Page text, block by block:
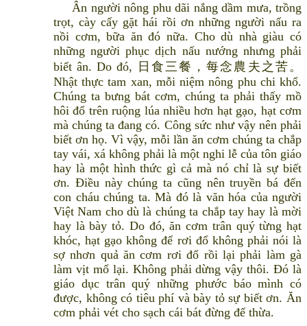
Ân người nông phu dãi nắng dầm mưa, trồng
trọt, cày cấy gặt hái rồi ơn những người nấu ra
nồi cơm, bữa ăn đó nữa. Cho dù nhà giàu có
những người phục dịch nấu nướng nhưng phải
biết ân. Do đó, 日食三餐，每念農夫之苦。
Nhật thực tam xan, mỗi niệm nông phu chi khổ.
Chúng ta bưng bát cơm, chúng ta phải thấy mồ
hôi đổ trên ruộng lúa nhiều hơn hạt gạo, hạt cơm
mà chúng ta đang có. Công sức như vậy nên phải
biết ơn họ. Vì vậy, mỗi lần ăn cơm chúng ta chắp
tay vái, xá không phải là một nghi lễ của tôn giáo
hay là một hình thức gì cả mà nó chỉ là sự biết
ơn. Điều này chúng ta cũng nên truyền bá đến
con cháu chúng ta. Mà đó là văn hóa của người
Việt Nam cho dù là chúng ta chắp tay hay là mời
hay là bày tỏ. Do đó, ăn cơm trân quý từng hạt
khóc, hạt gạo không để rơi đổ không phải nói là
sợ nhơn quả ăn cơm rơi đổ rồi lại phải làm gà
làm vịt mổ lại. Không phải dừng vậy thôi. Đó là
giáo dục trân quý những phước báo mình có
được, không có tiêu phí và bày tỏ sự biết ơn. Ăn
cơm phải vét cho sạch cái bát đừng để thừa.